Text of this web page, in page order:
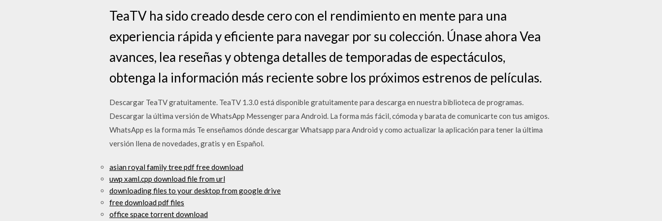
TeaTV ha sido creado desde cero con el rendimiento en mente para una
experiencia rápida y eficiente para navegar por su colección. Únase ahora Vea
avances, lea reseñas y obtenga detalles de temporadas de espectáculos,
obtenga la información más reciente sobre los próximos estrenos de películas.
Descargar TeaTV gratuitamente. TeaTV 1.3.0 está disponible gratuitamente para descarga en nuestra biblioteca de programas.
Descargar la última versión de WhatsApp Messenger para Android. La forma más fácil, cómoda y barata de comunicarte con tus amigos.
WhatsApp es la forma más Te enseñamos dónde descargar Whatsapp para Android y como actualizar la aplicación para tener la última
versión llena de novedades, gratis y en Español.
asian royal family tree pdf free download
uwp xaml.cpp download file from url
downloading files to your desktop from google drive
free download pdf files
office space torrent download